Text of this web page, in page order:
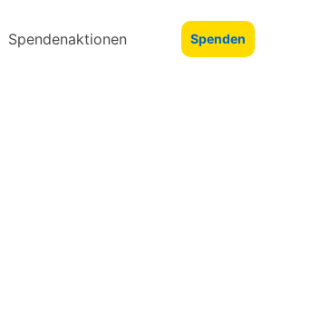
Spendenaktionen Spenden